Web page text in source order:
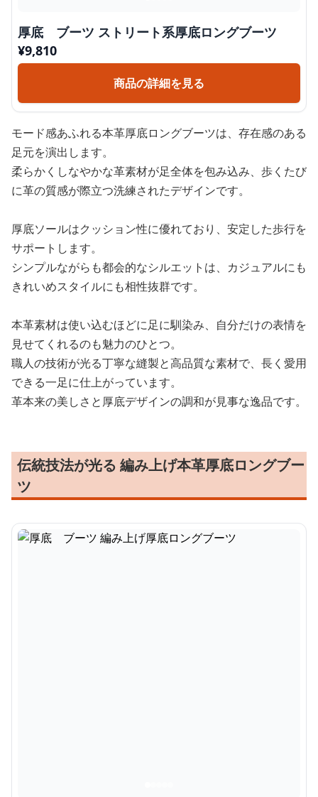
厚底 ブーツ ストリート系厚底ロングブーツ
¥9,810
商品の詳細を見る
モード感あふれる本革厚底ロングブーツは、存在感のある
足元を演出します。
柔らかくしなやかな革素材が足全体を包み込み、歩くたび
に革の質感が際立つ洗練されたデザインです。
厚底ソールはクッション性に優れており、安定した歩行を
サポートします。
シンプルながらも都会的なシルエットは、カジュアルにも
きれいめスタイルにも相性抜群です。
本革素材は使い込むほどに足に馴染み、自分だけの表情を
見せてくれるのも魅力のひとつ。
職人の技術が光る丁寧な縫製と高品質な素材で、長く愛用
できる一足に仕上がっています。
革本来の美しさと厚底デザインの調和が見事な逸品です。
伝統技法が光る 編み上げ本革厚底ロングブー
ツ